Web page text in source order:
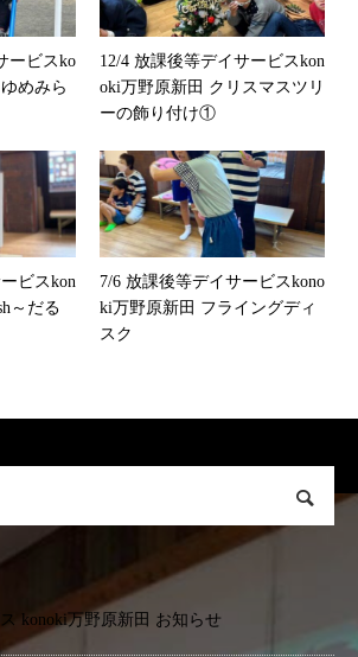
ービスko
めみら
12/4 放課後等デイサービスkon
oki万野原新田 クリスマスツリ
ーの飾り付け①
ビスkon
～だる
7/6 放課後等デイサービスkono
ki万野原新田 フライングディ
スク
konoki万野原新田 お知らせ